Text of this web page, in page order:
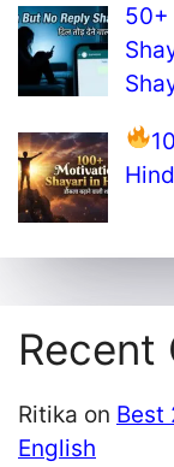
50+
Recent
Ritika on Best
English